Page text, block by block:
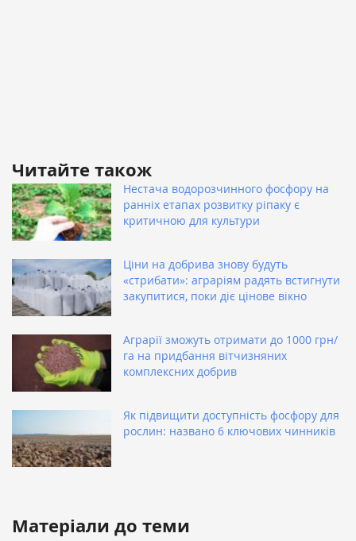
Читайте також
Нестача водорозчинного фосфору на
ранніх етапах розвитку ріпаку є
критичною для культури
Ціни на добрива знову будуть
«стрибати»: аграріям радять встигнути
закупитися, поки діє цінове вікно
Аграрії зможуть отримати до 1000 грн/
га на придбання вітчизняних
комплексних добрив
Як підвищити доступність фосфору для
рослин: названо 6 ключових чинників
Матеріали до теми